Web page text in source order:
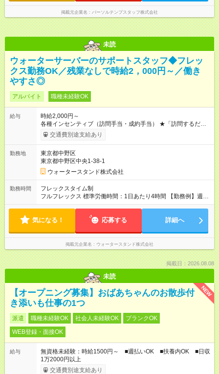
掲載元企業名 パーソルテンプスタッフ株式会社
未読
ウォーターサーバーのサポートスタッフ◆フレッ
クス勤務OK／残業なしで時給2，000円～／働き
やすさ◎
アルバイト 職種未経験OK
給与
時給2,000円～
各種インセンティブ（訪問手当・成約手当） ★「訪問するだ
け」でプラス支給されるので、コツコツ稼げます！ 【月収例】
月収20万円以上可能！ （基本給16万円＋インセンティブ平均4
交通費別途支給あり
勤務地
東京都中野区
東京都中野区中央1-38-1
ウォータースタンド株式会社
勤務時間
フレックスタイム制
フルフレックス 標準労働時間：1日あたり4時間 【勤務例】週4
日×5時間 または 週5日×4時間 ※09:00～18:00の間でスケジュー
気になる！ 応募する 詳細へ
掲載元企業名 ウォータースタンド株式会社
掲載日：2026.08.08
未読
NEW
【オープニング募集】おばあちゃんのお散歩付
き添いも仕事の1つ
派遣 職種未経験OK 社会人未経験OK
ブランクOK
WEB登録・面接OK
給与
無資格未経験：時給1500円～ ■週払いOK ■扶養内OK ■日収
1万2000円以上
交通費別途支給あり